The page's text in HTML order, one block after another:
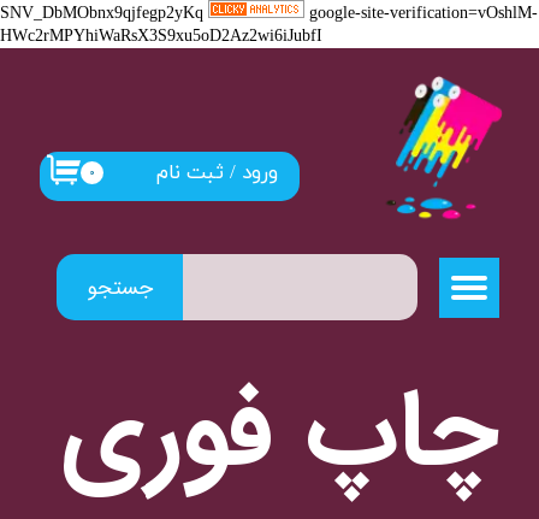
SNV_DbMObnx9qjfegp2yKq
google-site-verification=vOshlM-
HWc2rMPYhiWaRsX3S9xu5oD2Az2wi6iJubfI
​​​چاپ فوری
جستجو
ورود / ثبت نام
حساب کاربری من
تغییر گذر واژه
سفارشات
خروج از حساب کاربری
۰